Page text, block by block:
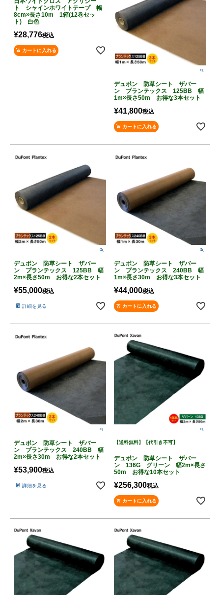
ト シャインホワイトテープ 幅
8cm×長さ10m 1箱(12巻セッ
ト) 白色
¥28,776税込
カートに入れる
デュポン 防草シート ザバー
ン プランテックス 125BB 幅
1m×長さ50m お得な3本セット
¥41,800税込
カートに入れる
デュポン 防草シート ザバー
ン プランテックス 125BB 幅
2m×長さ50m お得な2本セット
¥55,000税込
詳細を見る
デュポン 防草シート ザバー
ン プランテックス 240BB 幅
1m×長さ30m お得な3本セット
¥44,000税込
カートに入れる
デュポン 防草シート ザバー
ン プランテックス 240BB 幅
2m×長さ30m お得な2本セット
¥53,900税込
詳細を見る
【送料無料】【代引き不可】
デュポン 防草シート ザバー
ン 136G グリーン 幅2m×長さ
50m お得な10本セット
¥256,300税込
カートに入れる